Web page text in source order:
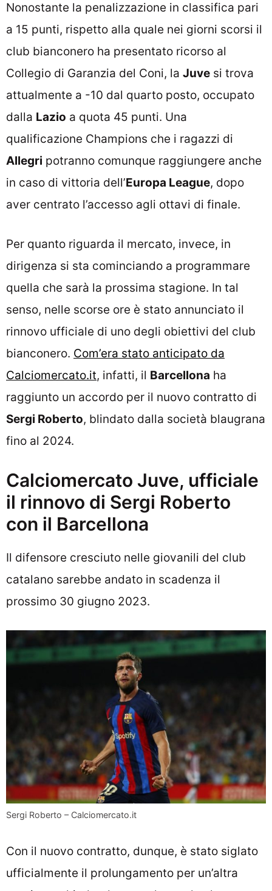
Nonostante la penalizzazione in classifica pari
a 15 punti, rispetto alla quale nei giorni scorsi il
club bianconero ha presentato ricorso al
Collegio di Garanzia del Coni, la Juve si trova
attualmente a -10 dal quarto posto, occupato
dalla Lazio a quota 45 punti. Una
qualificazione Champions che i ragazzi di
Allegri potranno comunque raggiungere anche
in caso di vittoria dell’Europa League, dopo
aver centrato l’accesso agli ottavi di finale.
Per quanto riguarda il mercato, invece, in
dirigenza si sta cominciando a programmare
quella che sarà la prossima stagione. In tal
senso, nelle scorse ore è stato annunciato il
rinnovo ufficiale di uno degli obiettivi del club
bianconero. Com’era stato anticipato da
Calciomercato.it, infatti, il Barcellona ha
raggiunto un accordo per il nuovo contratto di
Sergi Roberto, blindato dalla società blaugrana
fino al 2024.
Calciomercato Juve, ufficiale
il rinnovo di Sergi Roberto
con il Barcellona
Il difensore cresciuto nelle giovanili del club
catalano sarebbe andato in scadenza il
prossimo 30 giugno 2023.
Sergi Roberto – Calciomercato.it
Con il nuovo contratto, dunque, è stato siglato
ufficialmente il prolungamento per un’altra